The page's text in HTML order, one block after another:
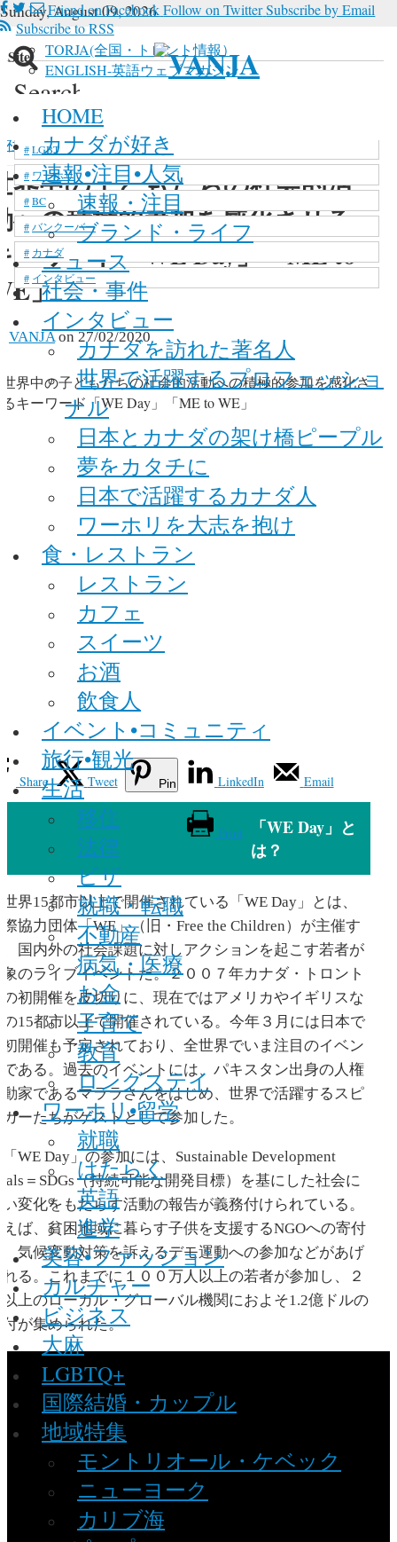
Sunday, August 09, 2026
TORJA(全国・トロント情報）
ENGLISH-英語ウェブマガジン
Friend on Facebook Follow on TwitterSubscribe by Email
Subscribe to RSS
Search
Site
in site, type your keyword and hit enter
HOME
カナダが好き
速報•注目•人気
速報・注目
ブランド・ライフ
ニュース
社会・事件
インタビュー
カナダを訪れた著名人
世界で活躍するプロフェッショ
ナル
日本とカナダの架け橋ピープル
夢をカタチに
日本で活躍するカナダ人
ワーホリを大志を抱け
食・レストラン
レストラン
カフェ
スイーツ
お酒
飲食人
イベント•コミュニティ
旅行•観光
生活
移住
法律
ビザ
就職・転職
不動産
病気・医療
お金
子育て
教育
ロングステイ
ワーホリ•留学
就職
はたらく
英語
進学
美容•ファッション
カルチャー
ビジネス
大麻
LGBTQ+
国際結婚・カップル
地域特集
モントリオール・ケベック
ニューヨーク
カリブ海
新型コロナウイルス
マリファナ
LGBT
ワーホリ
BC
バンクーバー
カナダ
インタビュー
社会・事件>世界中の子どもたちの社会的活動へ
界中の子どもたちの社会的活
への積極的参加を感化させる
ーワード「WE Day」「ME to
」
VANJAon 27/02/2020
Share Tweet Pin LinkedIn Email
Print
「WE Day」と
は？
15都市以上で開催されている「WE Day」とは、
協力団体「WE」（旧・Free the Children）が主催す
国内外の社会課題に対しアクションを起こす若者が
のライブイベントだ。２００７年カナダ・トロント
初開催を皮切りに、現在ではアメリカやイギリスな
15都市以上で開催されている。今年３月には日本で
開催も予定されており、全世界でいま注目のイベン
ある。過去のイベントには、パキスタン出身の人権
家であるマララさんをはじめ、世界で活躍するスピ
ーたちがゲストとして参加した。
Day」の参加には、Sustainable Development
＝SDGs（持続可能な開発目標）を基にした社会に
変化をもたらす活動の報告が義務付けられている。
ば、貧困地域に暮らす子供を支援するNGOへの寄付
気候変動対策を訴えるデモ運動への参加などがあげ
る。これまでに１００万人以上の若者が参加し、２
上のローカル・グローバル機関におよそ1.2億ドルの
が集められた。